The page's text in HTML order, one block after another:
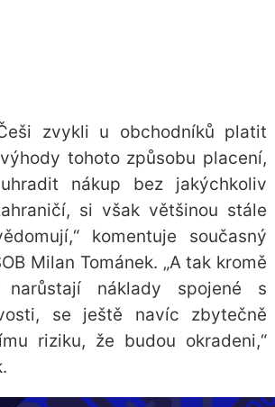
zvykli u obchodníků platit
tohoto způsobu placení,
nákup bez jakýchkoliv
si však většinou stále
komentuje současný
Milan Tománek. „A tak kromě
náklady spojené s
se ještě navíc zbytečně
riziku, že budou okradeni,“